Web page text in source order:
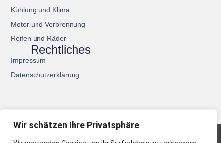
Wir schätzen Ihre Privatsphäre
Kühlung und Klima
Motor und Verbrennung
Reifen und Räder
Rechtliches
Impressum
Datenschutzerklärung
© 2026 All Rights Reserved.